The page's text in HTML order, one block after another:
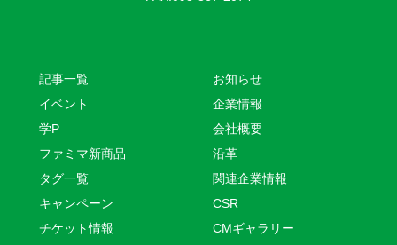
記事一覧
イベント
学P
ファミマ新商品
タグ一覧
キャンペーン
チケット情報
お知らせ
企業情報
会社概要
沿革
関連企業情報
CSR
CMギャラリー